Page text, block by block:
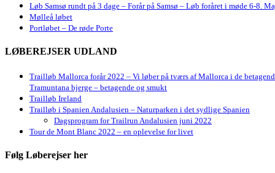
Løb Samsø rundt på 3 dage – Forår på Samsø – Løb foråret i møde 6-8.
Mølleå løbet
Portløbet – De røde Porte
LØBEREJSER UDLAND
Trailløb Mallorca forår 2022 – Vi løber på tværs af Mallorca i de
Tramuntana bjerge – betagende og smukt
Trailløb Ireland
Trailløb i Spanien Andalusien – Naturparken i det sydlige Spanien
Dagsprogram for Trailrun Andalusien juni 2022
Tour de Mont Blanc 2022 – en oplevelse for livet
Følg Løberejser her